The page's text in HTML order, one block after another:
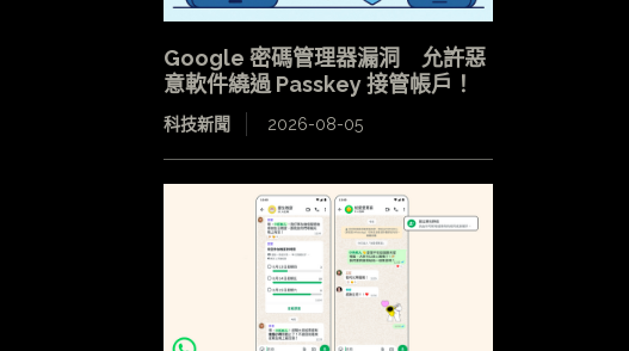
Google 密碼管理器漏洞 允許惡
意軟件繞過 Passkey 接管帳戶！
科技新聞 2026-08-05